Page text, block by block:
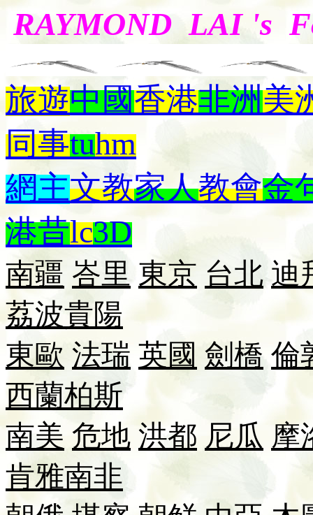
RAYMOND LAI 's
旅遊中國香港非洲美
同事tuhm
網主文教家人教會金
港昔lc3D
南疆 峇里 東京 台北 迪
荔波貴陽
東歐 法瑞 英國 劍橋 倫
西蘭柏斯
南美 危地 洪都 尼瓜 摩
肯雅南非